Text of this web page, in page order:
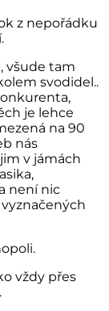
z nepořádku
všude tam
svodidel..
je lehce
na 90
nás
v jámách
není nic
vždy přes